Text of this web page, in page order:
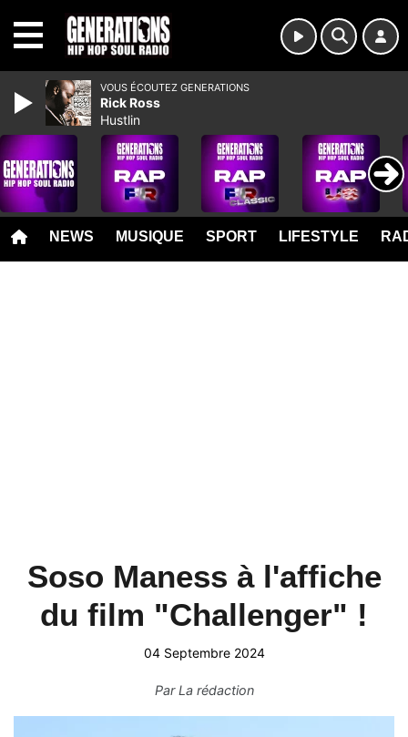
NEWS MUSIQUE SPORT LIFESTYLE
Soso Maness à l'affiche
du film "Challenger" !
04 Septembre 2024
ParLa rédaction
VOUS ÉCOUTEZ GENERATIONS
Rick Ross
Hustlin